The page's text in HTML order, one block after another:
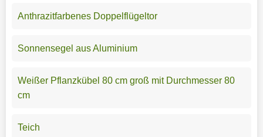
Anthrazitfarbenes Doppelflügeltor
Sonnensegel aus Aluminium
Weißer Pflanzkübel 80 cm groß mit Durchmesser 80
cm
Teich